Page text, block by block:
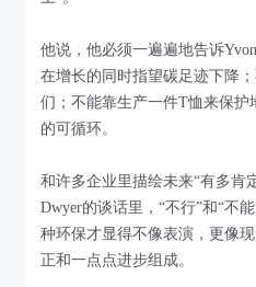
他说，他必须一遍遍地告诉
在增长的同时指望碳足迹下降
们；不能靠生产一件T恤来保
的可循环。
和许多企业里描绘未来“有多肯
Dwyer的谈话里，“不行”和“不
种环保才显得不像表演，更像
正和一点点进步组成。